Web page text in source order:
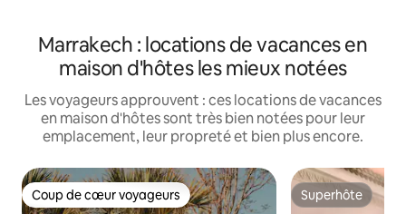
Marrakech : locations de vacances en
maison d'hôtes les mieux notées
Les voyageurs approuvent : ces locations de vacances
en maison d'hôtes sont très bien notées pour leur
emplacement, leur propreté et bien plus encore.
Coup de cœur voyageurs
Coup de cœur voyageurs Superhôte
Superhôte